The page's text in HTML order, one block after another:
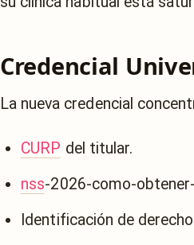
Credencial
La nueva credencial
CURP del titular.
nss-2026-como-
Identificación de